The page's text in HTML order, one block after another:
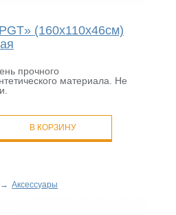
(160х110х46см)
прочного
материала. Не
В КОРЗИНУ
→ Аксессуары